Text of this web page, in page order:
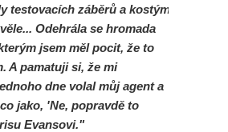
testovacích záběrů a kostým
Odehrála se hromada
jsem měl pocit, že to
A pamatuji si, že mi
dne volal můj agent a
jako, 'Ne, popravdě to
Evansovi."